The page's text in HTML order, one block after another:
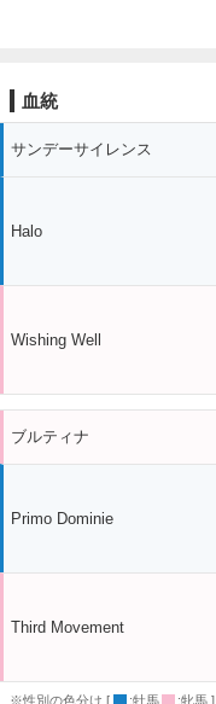
血統
サンデーサイレンス
Halo
Wishing Well
ブルティナ
Primo Dominie
Third Movement
※性別の色分け [ :牡馬 :牝馬 ]